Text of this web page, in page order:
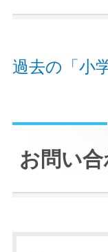
過去の「小
お問い